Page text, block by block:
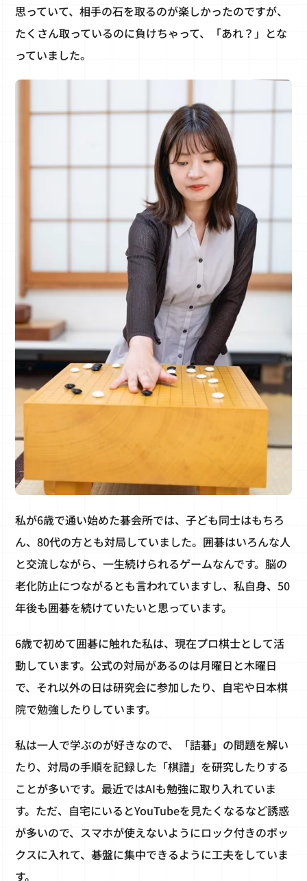
思っていて、相手の石を取るのが楽しかったのですが、
たくさん取っているのに負けちゃって、「あれ？」とな
っていました。
私が6歳で通い始めた碁会所では、子ども同士はもちろ
ん、80代の方とも対局していました。囲碁はいろんな人
と交流しながら、一生続けられるゲームなんです。脳の
老化防止につながるとも言われていますし、私自身、50
年後も囲碁を続けていたいと思っています。
6歳で初めて囲碁に触れた私は、現在プロ棋士として活
動しています。公式の対局があるのは月曜日と木曜日
で、それ以外の日は研究会に参加したり、自宅や日本棋
院で勉強したりしています。
私は一人で学ぶのが好きなので、「詰碁」の問題を解い
たり、対局の手順を記録した「棋譜」を研究したりする
ことが多いです。最近ではAIも勉強に取り入れていま
す。ただ、自宅にいるとYouTubeを見たくなるなど誘惑
が多いので、スマホが使えないようにロック付きのボッ
クスに入れて、碁盤に集中できるように工夫をしていま
す。